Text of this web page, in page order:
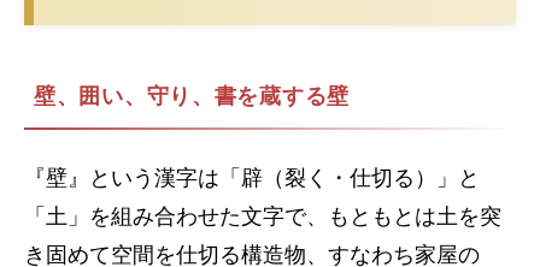
壁、囲い、守り、書を蔵する壁
『壁』という漢字は「辟（裂く・仕切る）」と
「土」を組み合わせた文字で、もともとは土を突
き固めて空間を仕切る構造物、すなわち家屋の